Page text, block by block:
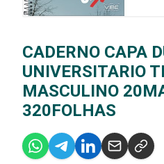
CADERNO CAPA
UNIVERSITARIO
MASCULINO
320FOLHAS